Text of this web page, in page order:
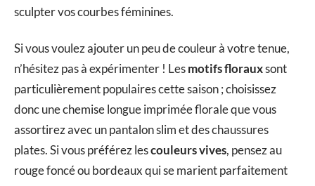
sculpter vos courbes féminines.
Si vous voulez ajouter un peu de couleur à votre tenue,
n’hésitez pas à expérimenter ! Lesmotifs florauxsont
particulièrement populaires cette saison ; choisissez
donc une chemise longue imprimée florale que vous
assortirez avec un pantalon slim et des chaussures
plates. Si vous préférez lescouleurs vives, pensez au
rouge foncé ou bordeaux qui se marient parfaitement